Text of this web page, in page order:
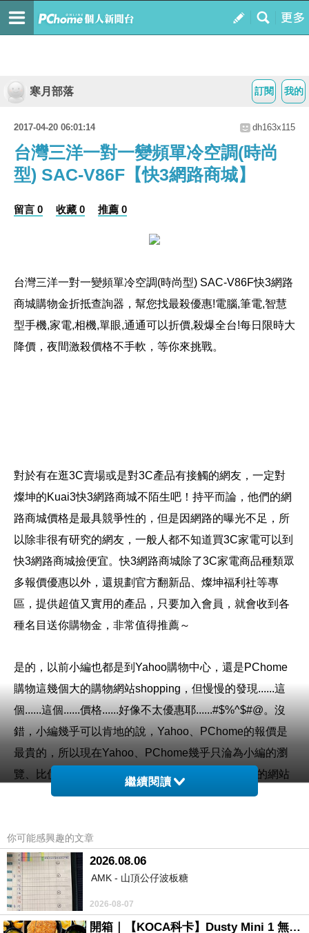
我的
訂閱
寒月部落
2017-04-20 06:01:14 dh163x115
台灣三洋一對一變頻單冷空調(時尚
型) SAC-V86F【快3網路商城】
留言 0 收藏 0 推薦 0
台灣三洋一對一變頻單冷空調(時尚型) SAC-V86F快3網路
商城購物金折抵查詢器，幫您找最殺優惠!電腦,筆電,智慧
型手機,家電,相機,單眼,通通可以折價,殺爆全台!每日限時大
降價，夜間激殺價格不手軟，等你來挑戰。
對於有在逛3C賣場或是對3C產品有接觸的網友，一定對
燦坤的Kuai3快3網路商城不陌生吧！持平而論，他們的網
路商城價格是最具競爭性的，但是因網路的曝光不足，所
以除非很有研究的網友，一般人都不知道買3C家電可以到
快3網路商城撿便宜。快3網路商城除了3C家電商品種類眾
多報價優惠以外，還規劃官方翻新品、燦坤福利社等專
區，提供超值又實用的產品，只要加入會員，就會收到各
種名目送你購物金，非常值得推薦～
是的，以前小編也都是到Yahoo購物中心，還是PChome
購物這幾個大的購物網站shopping，但慢慢的發現......這
個......這個......價格......好像不太優惠耶......#$%^$#@。沒
錯，小編幾乎可以肯地的說，Yahoo、PChome的報價是
最貴的，所以現在Yahoo、PChome幾乎只淪為小編的瀏
覽、比價工具。看到喜歡的東西，小編喜歡到專門的網站
去購買，比如說3C、家電類的東西，建議到燦坤的Kuai3
購買3C商品，除了考量價格以外，售後服務也是很重要
的，燦坤擁有全台密集的實體門市，讓你不用擔心後續的
維修問題，不然縱使價格再便宜，日後求助無門，也是十
分惱人的，是吧！
繼續閱讀
你可能感興趣的文章
2026.08.06
AMK - 山頂公仔波板糖
2026-08-07
開箱｜【KOCA科卡】Dusty Mini 1 無線手持吸塵器